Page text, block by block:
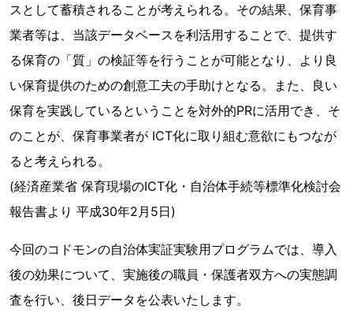
スとして蓄積されることが考えられる。その結果、保育事
業者等は、当該データベースを利活用することで、提供す
る保育の「質」の検証等を行うことが可能となり、より良
い保育提供のための創意工夫の手助けとなる。また、良い
保育を実践しているということを対外的PRに活用でき、そ
のことが、保育事業者が ICT化に取り組む意欲にもつなが
ると考えられる。
(経済産業省 保育現場のICT化・自治体手続等標準化検討会
報告書より 平成30年2月5日)
今回のコドモンの自治体実証実験用プログラムでは、導入
後の効果について、実施後の職員・保護者双方への実態調
査を行い、後日データを公表いたします。